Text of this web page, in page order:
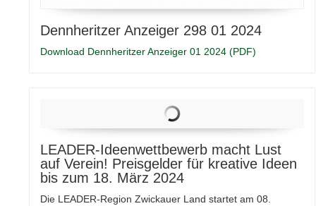
Dennheritzer Anzeiger 298 01 2024
Download Dennheritzer Anzeiger 01 2024 (PDF)
LEADER-Ideenwettbewerb macht Lust
auf Verein! Preisgelder für kreative Ideen
bis zum 18. März 2024
Die LEADER-Region Zwickauer Land startet am 08.